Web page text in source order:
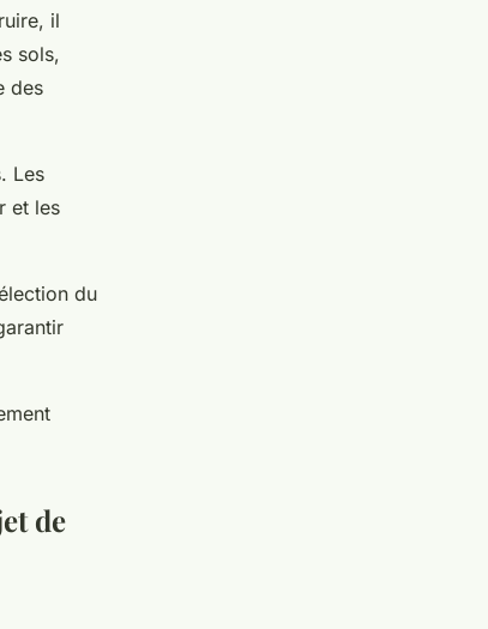
il
sols,
des
Les
et les
du
de